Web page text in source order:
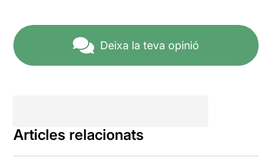
Deixa la teva opinió
Articles relacionats